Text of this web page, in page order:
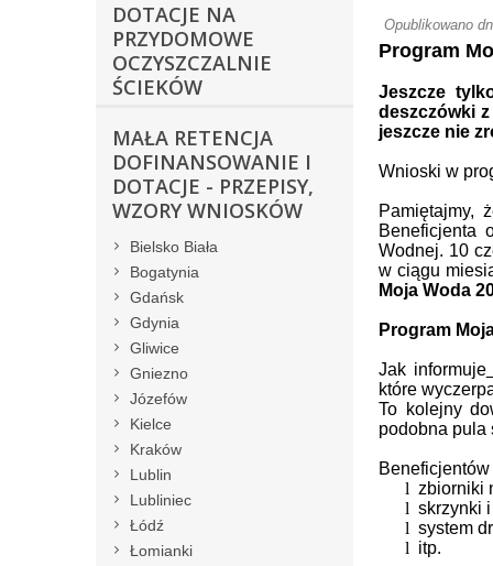
DOTACJE NA
PRZYDOMOWE
OCZYSZCZALNIE
ŚCIEKÓW
MAŁA RETENCJA
DOFINANSOWANIE I
DOTACJE - PRZEPISY,
WZORY WNIOSKÓW
Bielsko Biała
Bogatynia
Gdańsk
Gdynia
Gliwice
Gniezno
Józefów
Kielce
Kraków
Lublin
Lubliniec
Łódź
Łomianki
Opublikowano
Program
Jeszcze
deszczówki
jeszcze nie
Wnioski w
Pamiętajmy,
Beneficjenta
Wodnej. 10
w ciągu
Moja Woda
Program
Jak informuje
które
To kolejny
podobna pula
l zbiorniki
l skrzynki
l system
l itp.